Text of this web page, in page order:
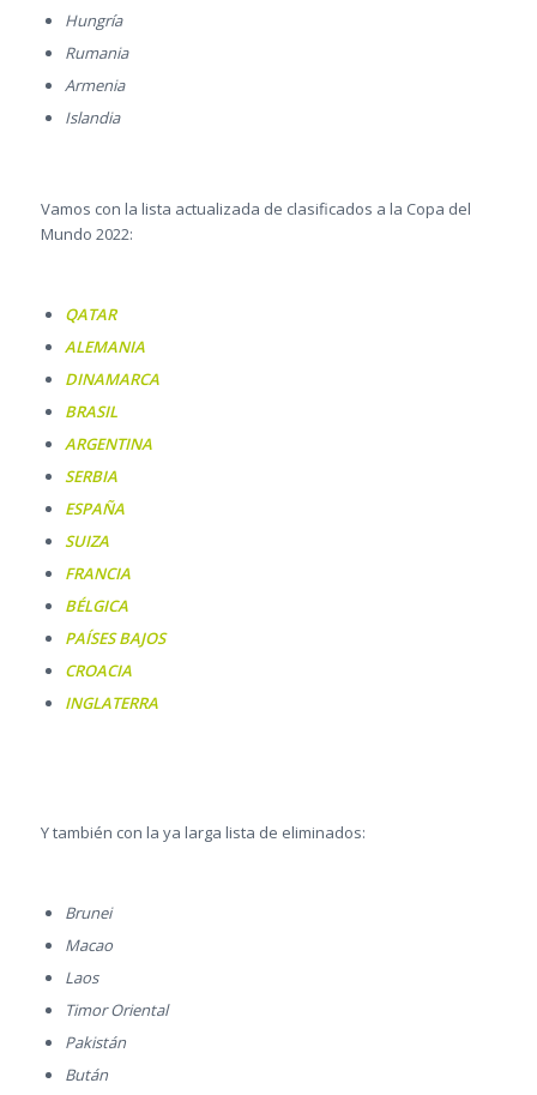
Hungría
Rumania
Armenia
Islandia
Vamos con la lista actualizada de clasificados a la Copa del
Mundo 2022:
QATAR
ALEMANIA
DINAMARCA
BRASIL
ARGENTINA
SERBIA
ESPAÑA
SUIZA
FRANCIA
BÉLGICA
PAÍSES BAJOS
CROACIA
INGLATERRA
Y también con la ya larga lista de eliminados:
Brunei
Macao
Laos
Timor Oriental
Pakistán
Bután